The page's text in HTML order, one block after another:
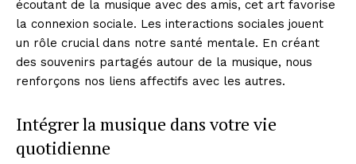
écoutant de la musique avec des amis, cet art favorise
la connexion sociale. Les interactions sociales jouent
un rôle crucial dans notre santé mentale. En créant
des souvenirs partagés autour de la musique, nous
renforçons nos liens affectifs avec les autres.
Intégrer la musique dans votre vie
quotidienne